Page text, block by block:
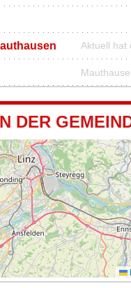
Aktuell hat
DER